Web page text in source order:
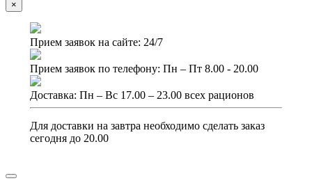
×
Прием заявок на сайте: 24/7
Прием заявок по телефону: Пн – Пт 8.00 - 20.00
Доставка: Пн – Вс 17.00 – 23.00 всех рационов
Для доставки на завтра необходимо сделать заказ
сегодня до 20.00